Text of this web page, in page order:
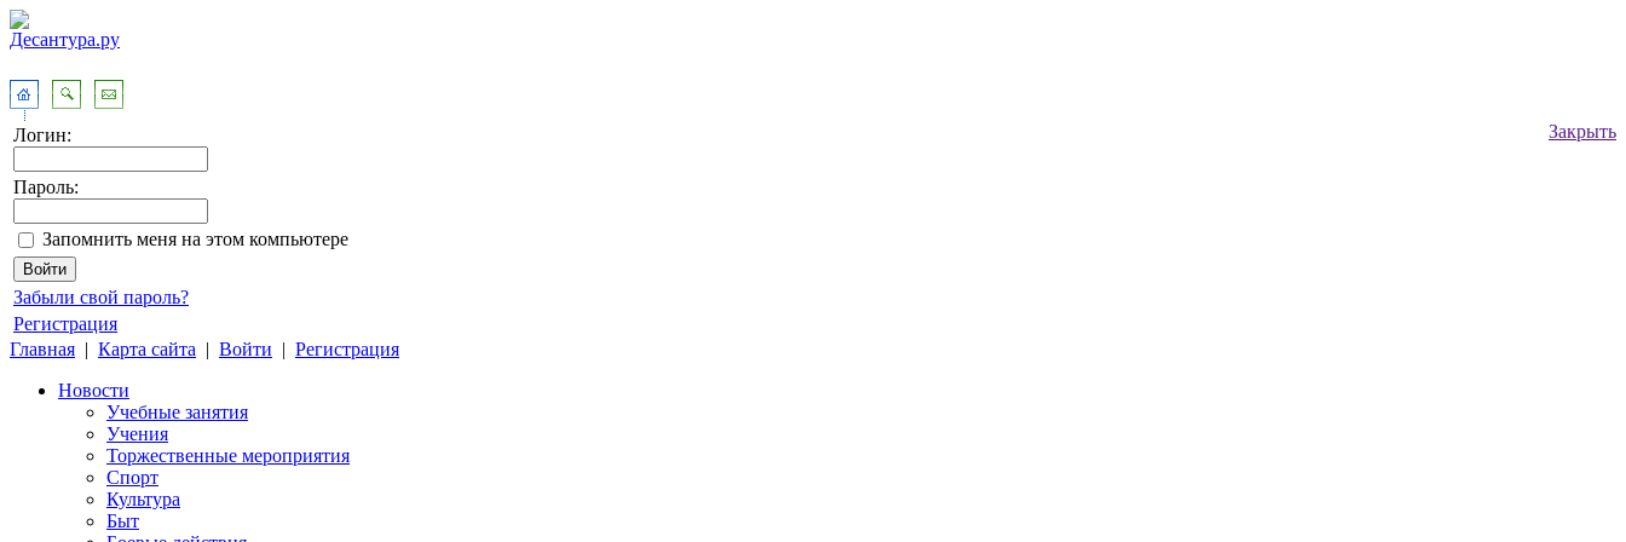
Закрыть
Логин:
Пароль:
Запомнить меня на этом компьютере
Забыли свой пароль?
Регистрация
Главная | Карта сайта | Войти | Регистрация
Новости
Учебные занятия
Учения
Торжественные мероприятия
Спорт
Культура
Быт